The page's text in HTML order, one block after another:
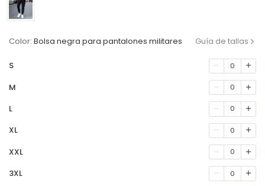
Color: Bolsa negra para pantalones militares Guía de tallas
S 0
M 0
L 0
XL 0
XXL 0
3XL 0